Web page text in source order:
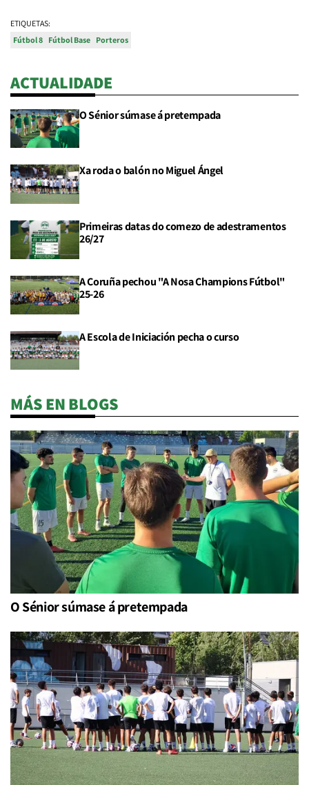
ETIQUETAS:
Fútbol 8 Fútbol Base Porteros
ACTUALIDADE
O Sénior súmase á pretempada
Xa roda o balón no Miguel Ángel
Primeiras datas do comezo de adestramentos
26/27
A Coruña pechou "A Nosa Champions Fútbol"
25-26
A Escola de Iniciación pecha o curso
MÁS EN BLOGS
O Sénior súmase á pretempada